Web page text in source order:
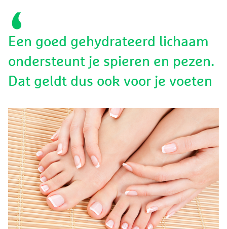
Een goed gehydrateerd lichaam
ondersteunt je spieren en pezen.
Dat geldt dus ook voor je voeten